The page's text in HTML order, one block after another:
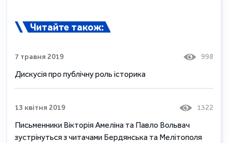
Читайте також:
7 травня 2019 998
Дискусія про публічну роль історика
13 квітня 2019 1322
Письменники Вікторія Амеліна та Павло Вольвач
зустрінуться з читачами Бердянська та Мелітополя